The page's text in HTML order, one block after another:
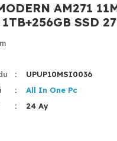
AM271
SSD
UPUP10MSI0036
All In One Pc
24 Ay